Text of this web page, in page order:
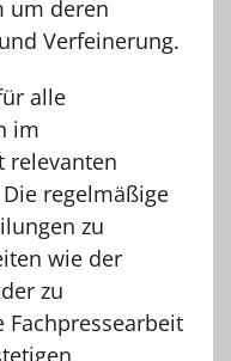
um deren
Verfeinerung.
alle
im
relevanten
regelmäßige
zu
wie der
zu